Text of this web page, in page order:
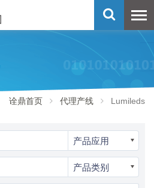
诠鼎首页 代理产线 Lumileds
产品应用
产品类别